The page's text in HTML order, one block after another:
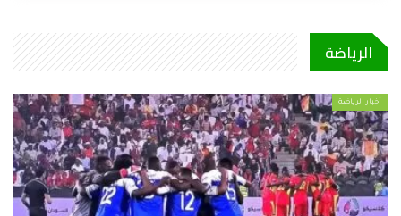
الرياضة
أخبار الرياضة